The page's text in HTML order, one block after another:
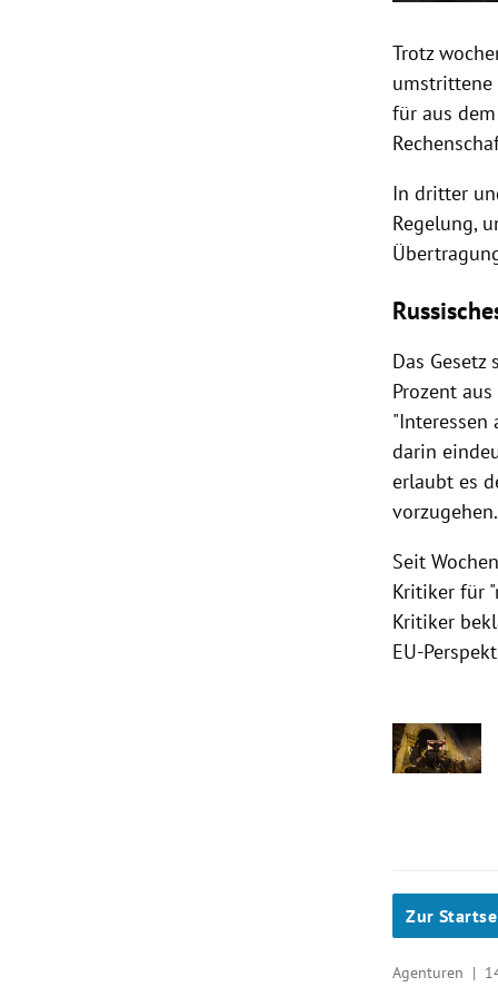
Trotz
umstrittene
für aus
In dritter
Regelung,
Das
Prozent
"Interessen
darin
erlaubt es
vorzugehen.
Seit
Kritiker für
Kritiker
EU-
Zur
Agenturen |